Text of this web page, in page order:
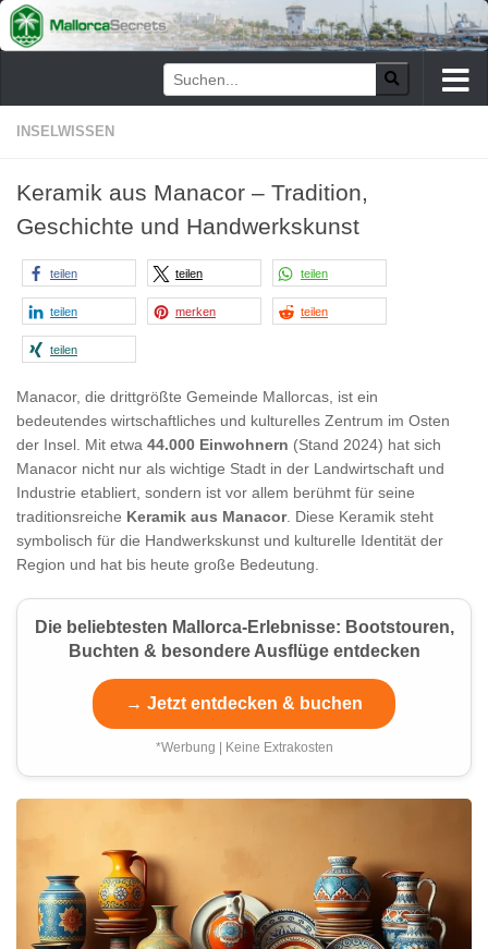
Zum Inhalt springen
INSELWISSEN
Keramik aus Manacor – Tradition,
Geschichte und Handwerkskunst
teilen teilen teilen
teilen merken teilen
teilen
Manacor, die drittgrößte Gemeinde Mallorcas, ist ein
bedeutendes wirtschaftliches und kulturelles Zentrum im Osten
der Insel. Mit etwa 44.000 Einwohnern (Stand 2024) hat sich
Manacor nicht nur als wichtige Stadt in der Landwirtschaft und
Industrie etabliert, sondern ist vor allem berühmt für seine
traditionsreiche Keramik aus Manacor. Diese Keramik steht
symbolisch für die Handwerkskunst und kulturelle Identität der
Region und hat bis heute große Bedeutung.
Die beliebtesten Mallorca-Erlebnisse: Bootstouren,
Buchten & besondere Ausflüge entdecken
→ Jetzt entdecken & buchen
*Werbung | Keine Extrakosten